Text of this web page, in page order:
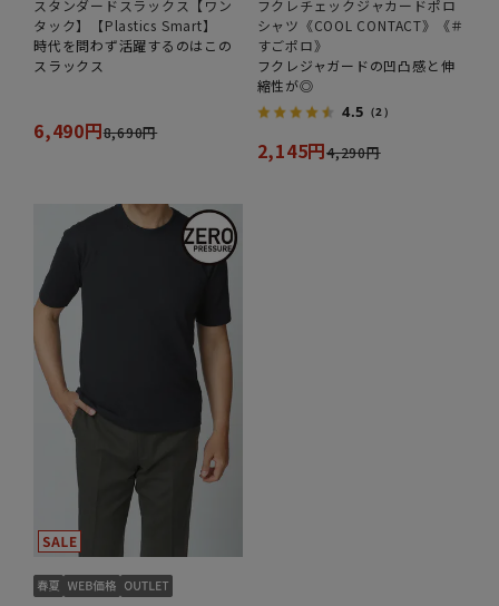
スタンダードスラックス【ワン
タック】【Plastics Smart】
時代を問わず活躍するのはこの
スラックス
6,490円8,690円
フクレチェックジャカードポロ
シャツ《COOL CONTACT》《＃
すごポロ》
フクレジャガードの凹凸感と伸
縮性が◎
4.5 （2）
2,145円4,290円